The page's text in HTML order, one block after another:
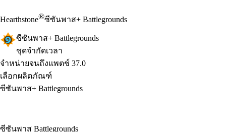
Hearthstone®ซีซันพาส+ Battlegrounds
ซีซันพาส+ Battlegrounds
ชุดจำกัดเวลา
Product Notification
จำหน่ายจนถึงแพตช์ 37.0
เลือกผลิตภัณฑ์
ซีซันพาส+ Battlegrounds
ซีซันพาส Battlegrounds